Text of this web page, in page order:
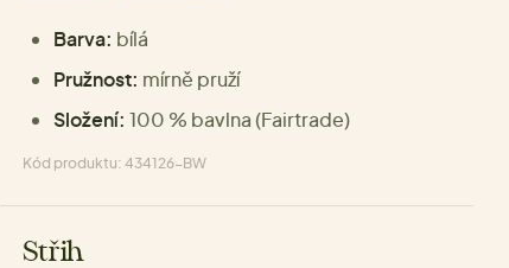
Barva: bílá
Pružnost: mírně pruží
Složení: 100 % bavlna (Fairtrade)
Kód produktu: 434126-BW
Střih